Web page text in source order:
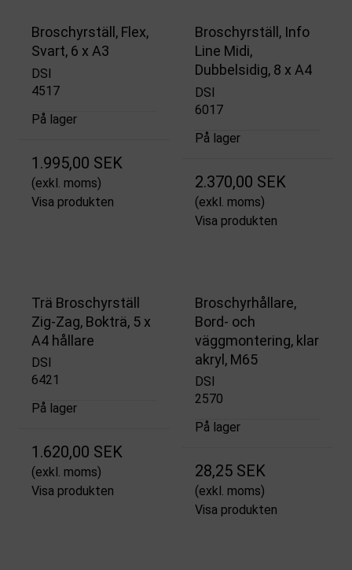
Broschyrställ, Flex,
Svart, 6 x A3
DSI
4517
På lager
1.995,00 SEK
(exkl. moms)
Visa produkten
Broschyrställ, Info
Line Midi,
Dubbelsidig, 8 x A4
DSI
6017
På lager
2.370,00 SEK
(exkl. moms)
Visa produkten
Trä Broschyrställ
Zig-Zag, Bokträ, 5 x
A4 hållare
DSI
6421
På lager
1.620,00 SEK
(exkl. moms)
Visa produkten
Broschyrhållare,
Bord- och
väggmontering, klar
akryl, M65
DSI
2570
På lager
28,25 SEK
(exkl. moms)
Visa produkten